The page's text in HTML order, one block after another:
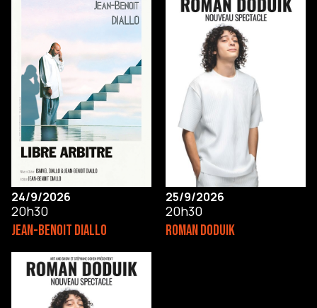
24/9/2026
20h30
JEAN-BENOIT DIALLO
25/9/2026
20h30
ROMAN DODUIK